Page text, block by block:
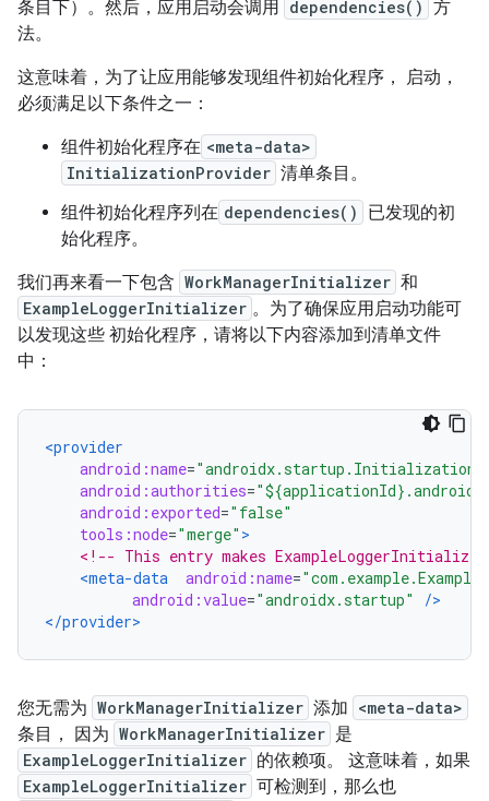
条目下）。然后，应用启动会调用 dependencies() 方
法。
这意味着，为了让应用能够发现组件初始化程序， 启动，
必须满足以下条件之一：
组件初始化程序在 <meta-data>
InitializationProvider 清单条目。
组件初始化程序列在 dependencies()
已发现的初
始化程序。
我们再来看一下包含 WorkManagerInitializer 和
ExampleLoggerInitializer 。为了确保应用启动功能可
以发现这些 初始化程序，请将以下内容添加到清单文件
中：
<provider
android:name=
android:authorities=
android:exported="false"
tools:node="merge" >
<!-- This entry makes
<meta-data
android:name=
android:value="androidx.startup"
/>
</provider>
您无需为 WorkManagerInitializer 添加 <meta-data>
条目， 因为 WorkManagerInitializer 是
ExampleLoggerInitializer 的依赖项。 这意味着，如果
ExampleLoggerInitializer 可检测到，那么也